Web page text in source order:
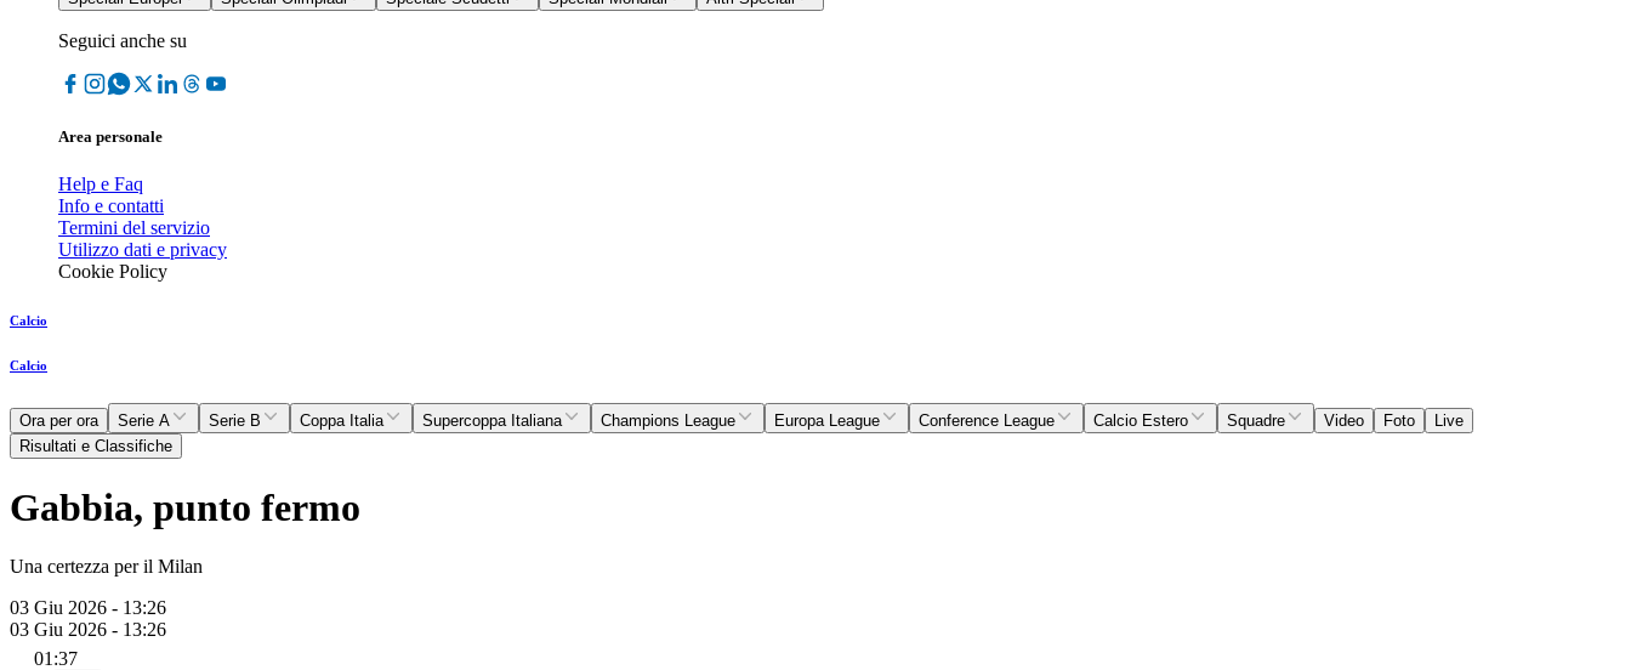
Seguici anche su
Area personale
Help e Faq
Info e contatti
Termini del servizio
Utilizzo dati e privacy
Cookie Policy
Calcio
Calcio
Ora per ora Serie A Serie B Coppa Italia Supercoppa Italiana Champions League Europa League Conference League Calcio Estero Squadre Video Foto
Live
Risultati e Classifiche
Gabbia, punto fermo
Una certezza per il Milan
03 Giu 2026 - 13:26
03 Giu 2026 - 13:26
01:37